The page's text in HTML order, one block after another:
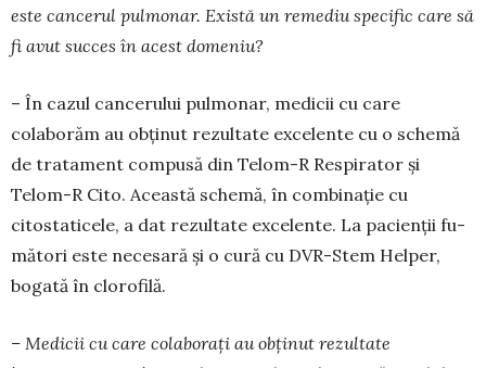
este cancerul pulmonar. Există un remediu specific care să
fi avut succes în acest domeniu?
– În cazul cancerului pulmonar, medicii cu care
colaborăm au obținut rezultate exce­lente cu o schemă
de tratament compusă din Telom-R Respirator și
Telom-R Cito. Aceas­tă schemă, în combinație cu
citosta­ticele, a dat rezultate excelente. La pacienții fu­
mă­tori este necesară și o cură cu DVR-Stem Hel­per,
bogată în clorofilă.
– Medicii cu care colaborați au obținut rezul­tate